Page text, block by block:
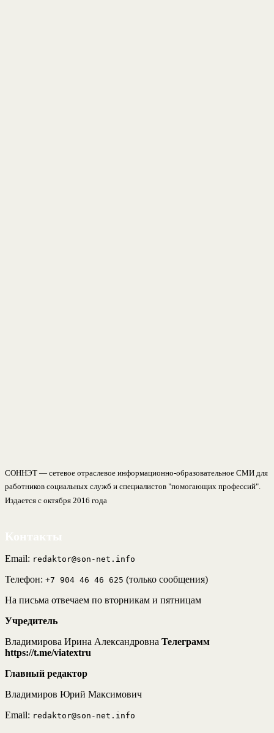
СОННЭТ — сетевое отраслевое информационно-образовательное СМИ для
работников социальных служб и специалистов "помогающих профессий".
Издается с октября 2016 года
Email: redaktor@son-net.info
Телефон: +7 904 46 46 625 (только сообщения)
На письма отвечаем по вторникам и пятницам
Учредитель
Владимирова Ирина Александровна Телеграмм
https://t.me/viatextru
Главный редактор
Владимиров Юрий Максимович
Email: redaktor@son-net.info